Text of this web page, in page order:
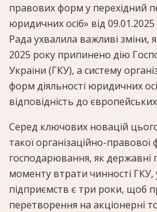
правових форм у перехідний
юридичних осіб» від
Рада ухвалила важливі зміни,
2025 року припинено дію
України (ГКУ), а систему
форм діяльності юридичних
відповідність до
Серед ключових новацій
такої організаційно-правової
господарювання, як державні
моменту втрати чинності
підприємств є три роки, щоб
перетворення на акціонерні